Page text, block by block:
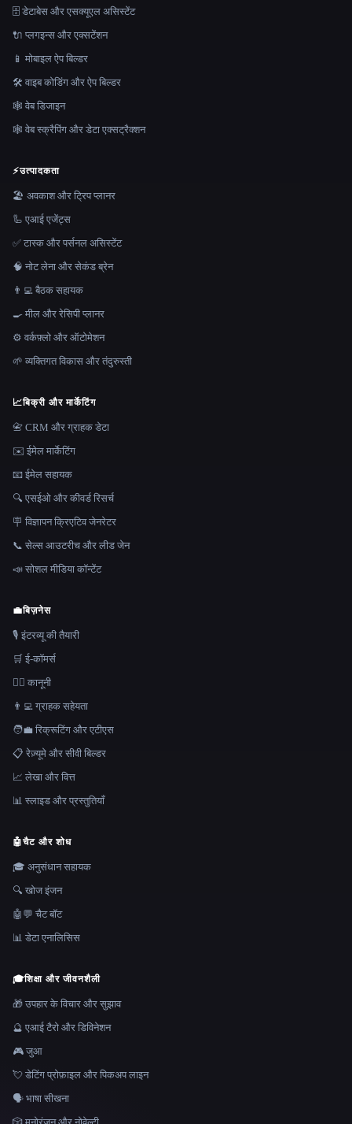
🗄️ डेटाबेस और एसक्यूएल असिस्टेंट
🔌 प्लगइन्स और एक्सटेंशन
📱 मोबाइल ऐप बिल्डर
🛠️ वाइब कोडिंग और ऐप बिल्डर
🕸 वेब डिजाइन
🕸️ वेब स्क्रैपिंग और डेटा एक्सट्रैक्शन
⚡उत्पादकता
🏖 अवकाश और ट्रिप प्लानर
🦾 एआई एजेंट्स
✅ टास्क और पर्सनल असिस्टेंट
🧠 नोट लेना और सेकंड ब्रेन
👨‍💻 बैठक सहायक
🍳 मील और रेसिपी प्लानर
⚙️ वर्कफ़्लो और ऑटोमेशन
🌱 व्यक्तिगत विकास और तंदुरुस्ती
📈बिक्री और मार्केटिंग
📇 CRM और ग्राहक डेटा
✉️ ईमेल मार्केटिंग
📧 ईमेल सहायक
🔍 एसईओ और कीवर्ड रिसर्च
🪧 विज्ञापन क्रिएटिव जेनरेटर
📞 सेल्स आउटरीच और लीड जेन
📣 सोशल मीडिया कॉन्टेंट
💼बिज़नेस
🎙️ इंटरव्यू की तैयारी
🛒 ई-कॉमर्स
👩‍⚖️ कानूनी
👨‍💻 ग्राहक सहेयता
🧑‍💼 रिक्रूटिंग और एटीएस
📋 रेज़्यूमे और सीवी बिल्डर
📈 लेखा और वित्त
📊 स्लाइड और प्रस्तुतियाँ
🤖चैट और शोध
🎓 अनुसंधान सहायक
🔍 खोज इंजन
🤖💬 चैट बॉट
📊 डेटा एनालिसिस
🎓शिक्षा और जीवनशैली
🎁 उपहार के विचार और सुझाव
🔮 एआई टैरो और डिविनेशन
🎮 जुआ
💘 डेटिंग प्रोफ़ाइल और पिकअप लाइन
🗣️ भाषा सीखना